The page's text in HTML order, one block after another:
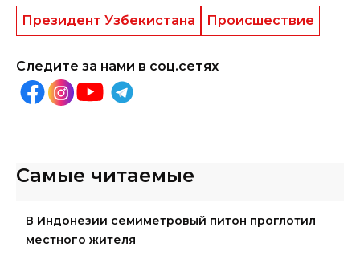
Президент Узбекистана Происшествие
Следите за нами в соц.сетях
Самые читаемые
В Индонезии семиметровый питон проглотил
местного жителя